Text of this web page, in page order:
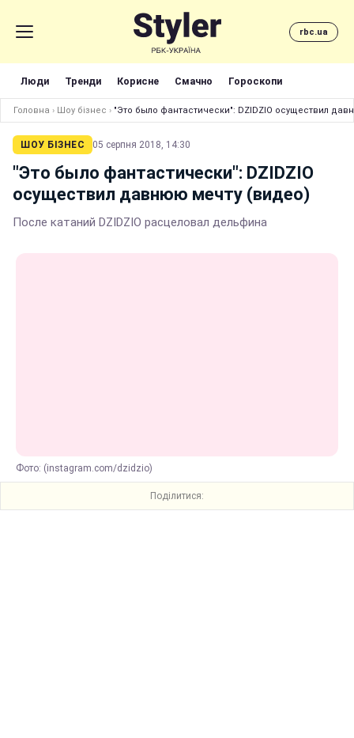
rbc.ua
Люди Тренди Корисне Смачно Гороскопи
Головна › Шоу бізнес › "Это было фантастически": DZIDZIO осуществил
ШОУ БІЗНЕС 05 серпня 2018, 14:30
"Это было фантастически": DZIDZIO
осуществил давнюю мечту (видео)
После катаний DZIDZIO расцеловал дельфина
Фото: (instagram.com/dzidzio)
Поділитися: